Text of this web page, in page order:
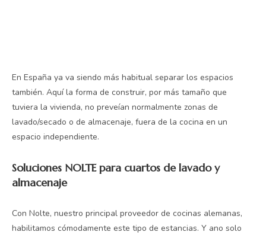
En España ya va siendo más habitual separar los espacios
también. Aquí la forma de construir, por más tamaño que
tuviera la vivienda, no preveían normalmente zonas de
lavado/secado o de almacenaje, fuera de la cocina en un
espacio independiente.
Soluciones NOLTE para cuartos de lavado y
almacenaje
Con Nolte, nuestro principal proveedor de cocinas alemanas,
habilitamos cómodamente este tipo de estancias. Y ano solo